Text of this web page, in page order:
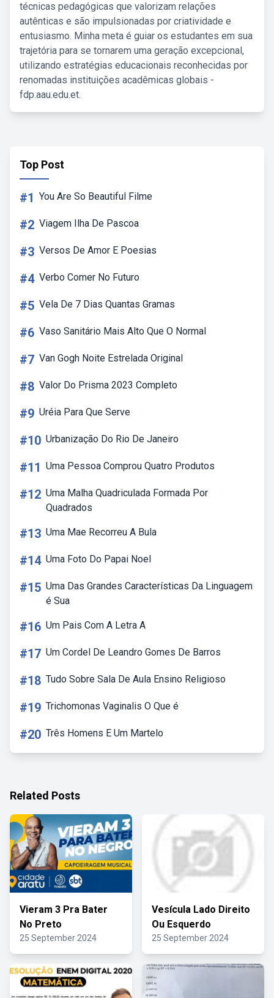
técnicas pedagógicas que valorizam relações
autênticas e são impulsionadas por criatividade e
entusiasmo. Minha meta é guiar os estudantes em sua
trajetória para se tornarem uma geração excepcional,
utilizando estratégias educacionais reconhecidas por
renomadas instituições acadêmicas globais -
fdp.aau.edu.et.
Top Post
#1 You Are So Beautiful Filme
#2 Viagem Ilha De Pascoa
#3 Versos De Amor E Poesias
#4 Verbo Comer No Futuro
#5 Vela De 7 Dias Quantas Gramas
#6 Vaso Sanitário Mais Alto Que O Normal
#7 Van Gogh Noite Estrelada Original
#8 Valor Do Prisma 2023 Completo
#9 Uréia Para Que Serve
#10 Urbanização Do Rio De Janeiro
#11 Uma Pessoa Comprou Quatro Produtos
#12 Uma Malha Quadriculada Formada Por
Quadrados
#13 Uma Mae Recorreu A Bula
#14 Uma Foto Do Papai Noel
#15 Uma Das Grandes Características Da Linguagem
é Sua
#16 Um Pais Com A Letra A
#17 Um Cordel De Leandro Gomes De Barros
#18 Tudo Sobre Sala De Aula Ensino Religioso
#19 Trichomonas Vaginalis O Que é
#20 Três Homens E Um Martelo
Related Posts
Vieram 3 Pra Bater
No Preto
25 September 2024
Vesícula Lado Direito
Ou Esquerdo
25 September 2024